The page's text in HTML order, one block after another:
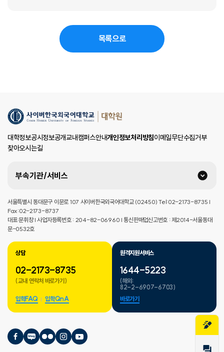
목록으로
대학정보공시정보공개교내캠퍼스안내개인정보처리방침이메일무단수집거부
찾아오시는길
부속기관/서비스
서울특별시 동대문구 이문로 107 사이버한국외국어대학교 (02450) Tel:02-2173-8735 |
Fax:02-2173-8737
대표:문휘창 | 사업자등록번호 : 204-82-06960 | 통신판매업신고번호 : 제2014-서울동대
문-0532호
상담
02-2173-8735
(교내 연락처 바로가기)
입학FAQ 입학QnA
원격지원서비스
1644-5223
(해외:
82-2-6907-6703)
바로가기